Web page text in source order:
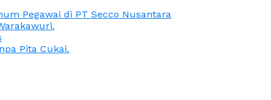
Pegawai di PT Secco Nusantara
Pita Cukai.